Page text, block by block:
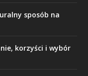
sposób na
korzyści i wybór